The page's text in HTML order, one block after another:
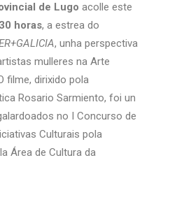
de Lugo acolle este
horas, a estrea do
, unha perspectiva
mulleres na Arte
filme, dirixido pola
Rosario Sarmiento, foi un
no I Concurso de
Culturais pola
Área de Cultura da